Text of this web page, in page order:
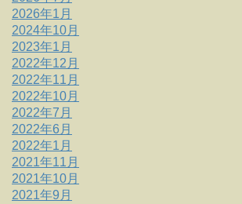
2026年1月
2024年10月
2023年1月
2022年12月
2022年11月
2022年10月
2022年7月
2022年6月
2022年1月
2021年11月
2021年10月
2021年9月